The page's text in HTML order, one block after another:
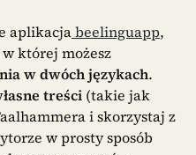
aplikacjabeelinguapp,
w której możesz
w dwóch językach.
treści (takie jak
i skorzystaj z
w prosty sposób